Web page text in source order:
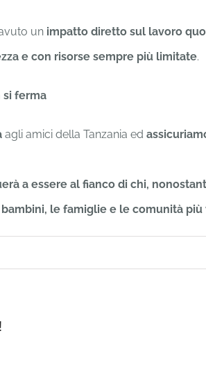
un impatto diretto sul lavoro
e con risorse sempre più limitate.
si ferma
agli amici della Tanzania ed
a essere al fianco di chi,
le famiglie e le comunità più